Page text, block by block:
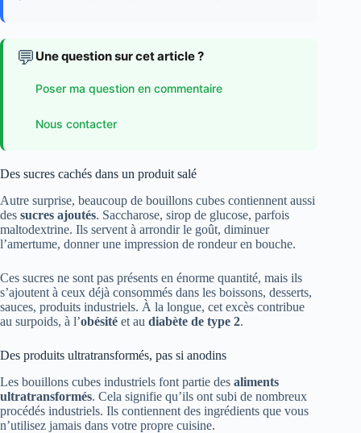
💬 Une question sur cet article ?
Poser ma question en commentaire
Nous contacter
Des sucres cachés dans un produit salé
Autre surprise, beaucoup de bouillons cubes contiennent aussi
des sucres ajoutés. Saccharose, sirop de glucose, parfois
maltodextrine. Ils servent à arrondir le goût, diminuer
l’amertume, donner une impression de rondeur en bouche.
Ces sucres ne sont pas présents en énorme quantité, mais ils
s’ajoutent à ceux déjà consommés dans les boissons, desserts,
sauces, produits industriels. À la longue, cet excès contribue
au surpoids, à l’obésité et au diabète de type 2.
Des produits ultratransformés, pas si anodins
Les bouillons cubes industriels font partie des aliments
ultratransformés. Cela signifie qu’ils ont subi de nombreux
procédés industriels. Ils contiennent des ingrédients que vous
n’utilisez jamais dans votre propre cuisine.